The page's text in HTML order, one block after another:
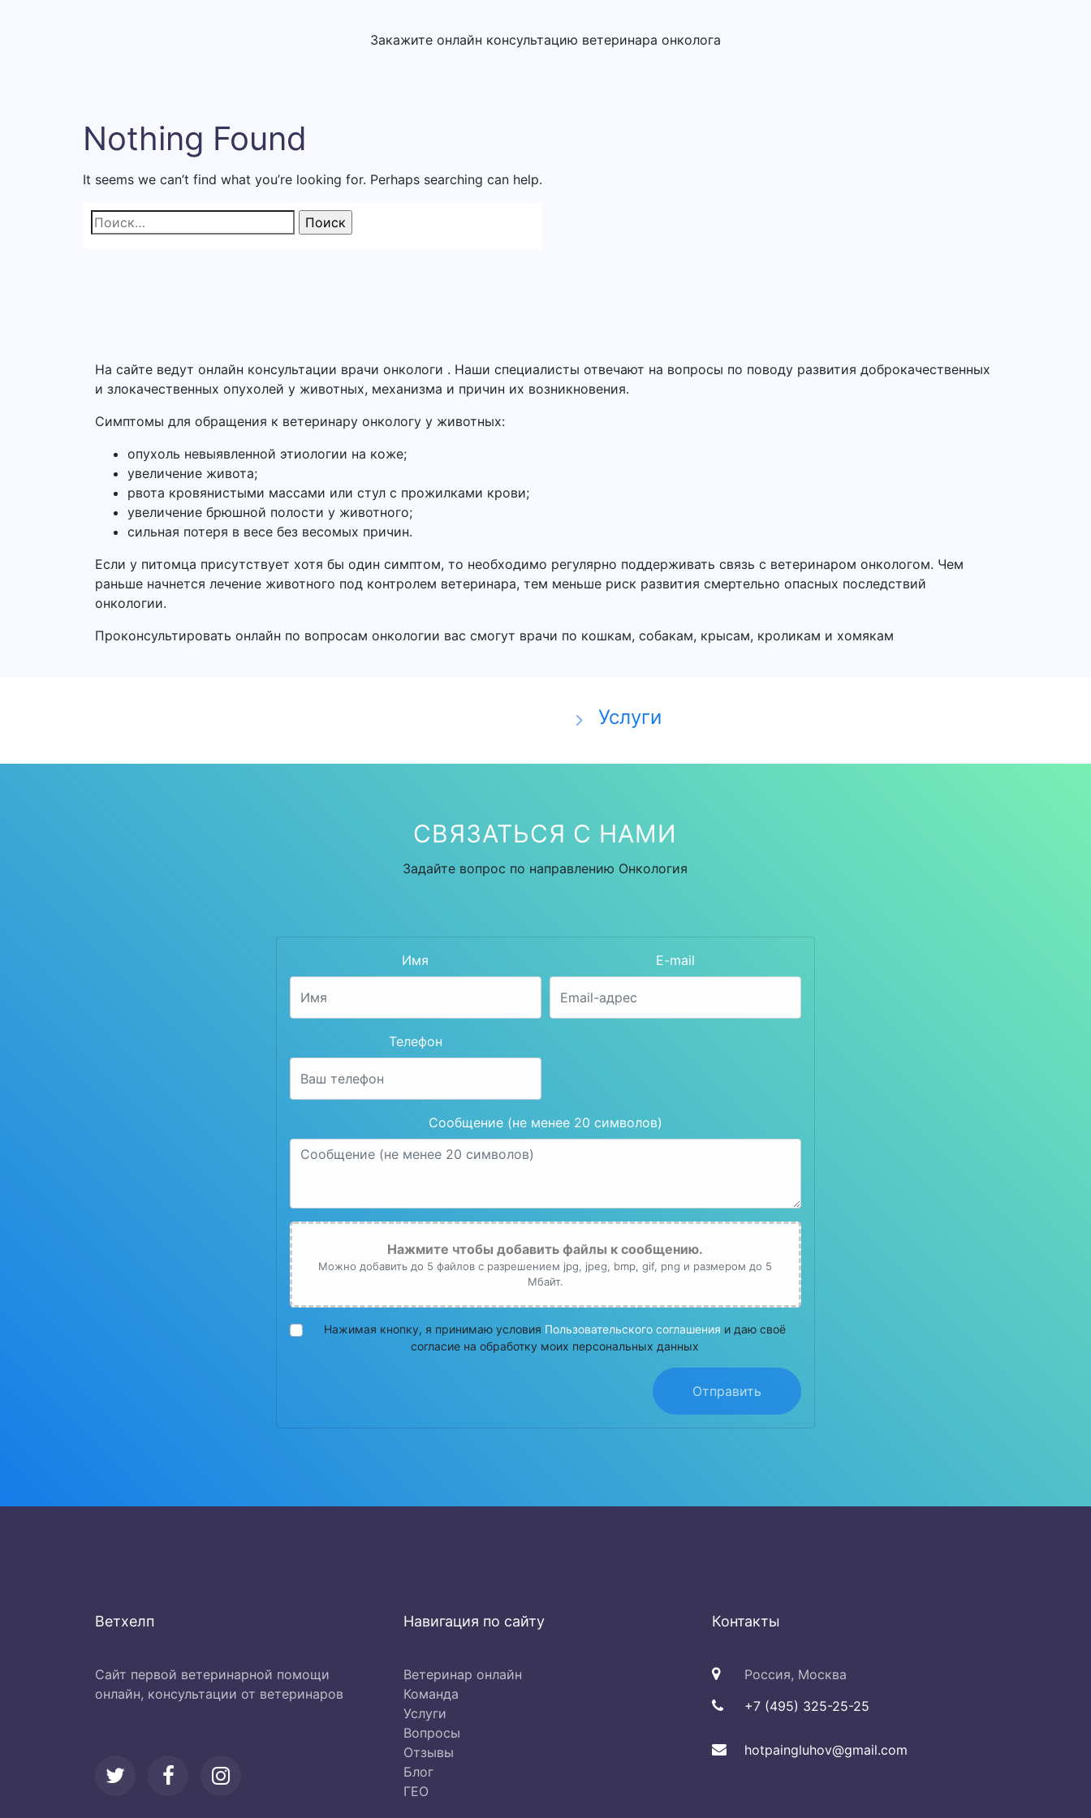
Закажите онлайн консультацию ветеринара онколога
Nothing Found
It seems we can’t find what you’re looking for. Perhaps searching can help.
Найти:
На сайте ведут онлайн консультации врачи онкологи . Наши специалисты отвечают на вопросы по поводу развития доброкачественных
и злокачественных опухолей у животных, механизма и причин их возникновения.
Симптомы для обращения к ветеринару онкологу у животных:
опухоль невыявленной этиологии на коже;
увеличение живота;
рвота кровянистыми массами или стул с прожилками крови;
увеличение брюшной полости у животного;
сильная потеря в весе без весомых причин.
Если у питомца присутствует хотя бы один симптом, то необходимо регулярно поддерживать связь с ветеринаром онкологом. Чем
раньше начнется лечение животного под контролем ветеринара, тем меньше риск развития смертельно опасных последствий
онкологии.
Проконсультировать онлайн по вопросам онкологии вас смогут врачи по кошкам, собакам, крысам, кроликам и хомякам
Услуги
СВЯЗАТЬСЯ С НАМИ
Задайте вопрос по направлению Онкология
Имя E-mail
Телефон
Сообщение (не менее 20 символов)
Нажмите чтобы добавить файлы к сообщению.
Можно добавить до 5 файлов с разрешением jpg, jpeg, bmp, gif, png и размером до 5
Мбайт.
Нажимая кнопку, я принимаю условия Пользовательского соглашения и даю своё
согласие на обработку моих персональных данных
Отправить
Ветхелп
Сайт первой ветеринарной помощи
онлайн, консультации от ветеринаров
Навигация по сайту
Ветеринар онлайн
Команда
Услуги
Вопросы
Отзывы
Блог
ГЕО
Контакты
Россия, Москва
+7 (495) 325-25-25
hotpaingluhov@gmail.com